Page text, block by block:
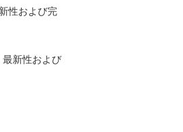
性および完
最新性および